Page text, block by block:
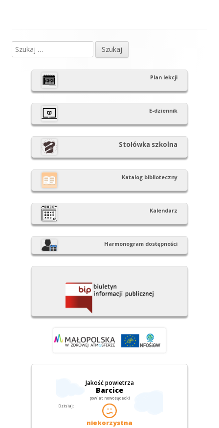
Główny
panel
boczny
Szukaj:
Plan lekcji
E-dziennik
Stołówka szkolna
Katalog biblioteczny
Kalendarz
Harmonogram dostępności